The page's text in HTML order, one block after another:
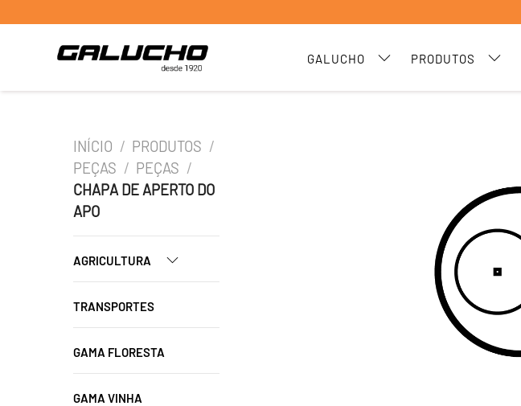
GALUCHO PRODUTOS
INÍCIO / PRODUTOS /
PEÇAS / PEÇAS /
CHAPA DE APERTO DO
APO
AGRICULTURA
TRANSPORTES
GAMA FLORESTA
GAMA VINHA